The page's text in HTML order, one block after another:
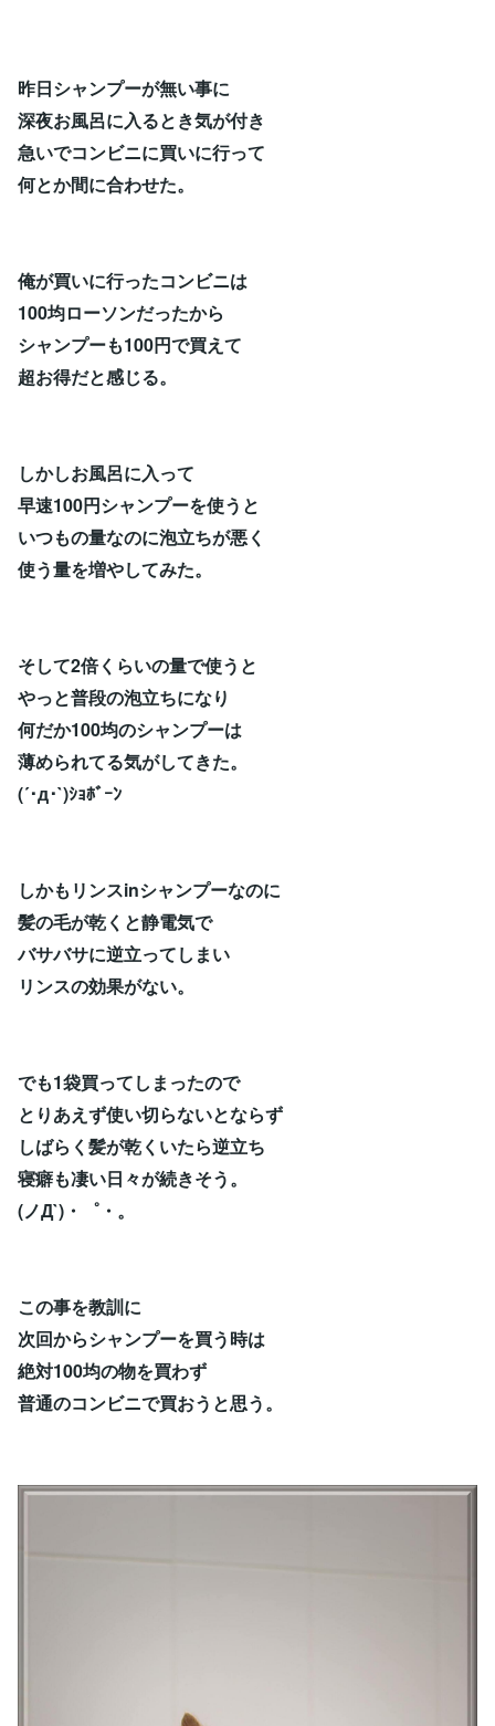
昨日シャンプーが無い事に
深夜お風呂に入るとき気が付き
急いでコンビニに買いに行って
何とか間に合わせた。
俺が買いに行ったコンビニは
100均ローソンだったから
シャンプーも100円で買えて
超お得だと感じる。
しかしお風呂に入って
早速100円シャンプーを使うと
いつもの量なのに泡立ちが悪く
使う量を増やしてみた。
そして2倍くらいの量で使うと
やっと普段の泡立ちになり
何だか100均のシャンプーは
薄められてる気がしてきた。
(´･д･`)ｼｮﾎﾞｰﾝ
しかもリンスinシャンプーなのに
髪の毛が乾くと静電気で
バサバサに逆立ってしまい
リンスの効果がない。
でも1袋買ってしまったので
とりあえず使い切らないとならず
しばらく髪が乾くいたら逆立ち
寝癖も凄い日々が続きそう。
(ノД`)・゜・。
この事を教訓に
次回からシャンプーを買う時は
絶対100均の物を買わず
普通のコンビニで買おうと思う。